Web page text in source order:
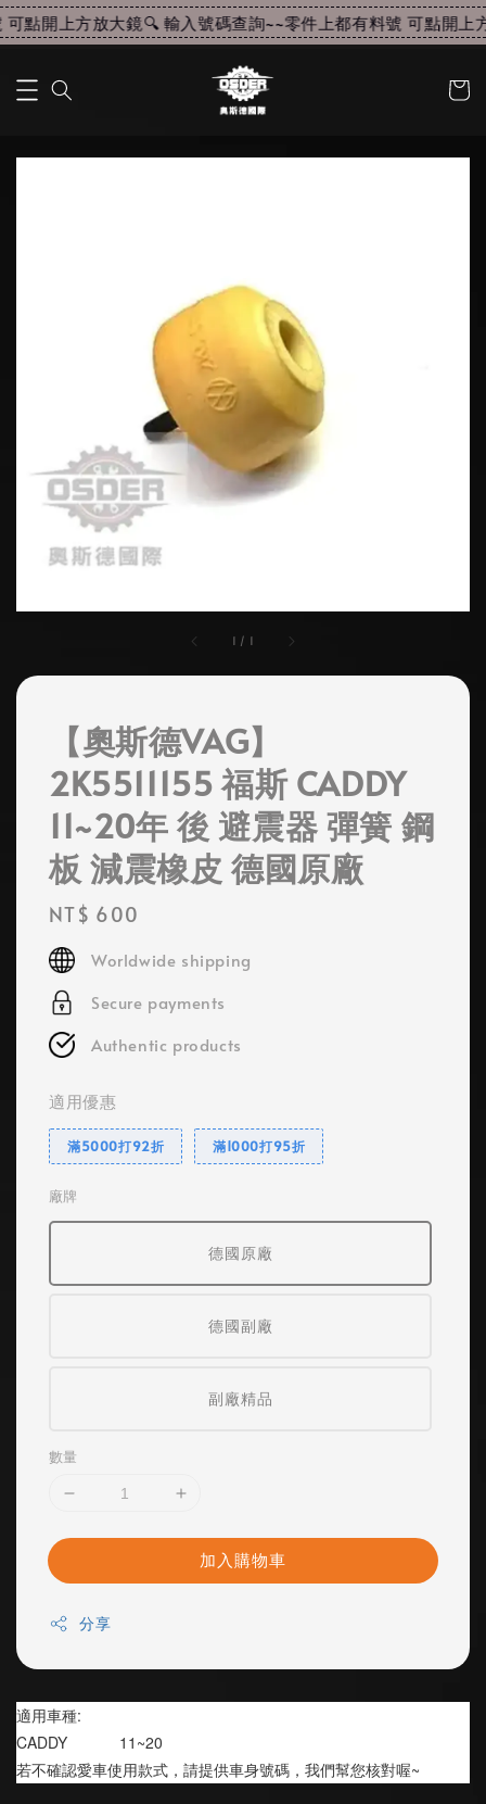
點開上方放大鏡🔍 輸入號碼查詢~~零件上都有料號 可點開上
1 / 1
【奧斯德VAG】
2K5511155 福斯 CADDY
11~20年 後 避震器 彈簧 鋼
板 減震橡皮 德國原廠
Regular
price
NT$ 600
Worldwide shipping
Secure payments
Authentic products
適用優惠
滿5000打92折 滿1000打95折
廠牌
德國原廠
德國副廠
副廠精品
數量
加入購物車
分享
適用車種:
CADDY            11~20
若不確認愛車使用款式，請提供車身號碼，我們幫您核對喔~